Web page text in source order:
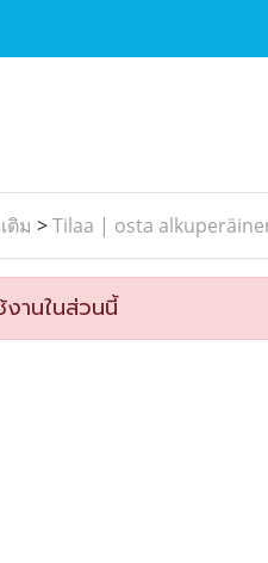
ติม >Tilaa | osta
งานในส่วนนี้